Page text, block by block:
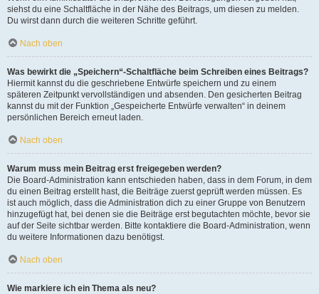
siehst du eine Schaltfläche in der Nähe des Beitrags, um diesen zu melden.
Du wirst dann durch die weiteren Schritte geführt.
Nach oben
Was bewirkt die „Speichern“-Schaltfläche beim Schreiben eines Beitrags?
Hiermit kannst du die geschriebene Entwürfe speichern und zu einem
späteren Zeitpunkt vervollständigen und absenden. Den gesicherten Beitrag
kannst du mit der Funktion „Gespeicherte Entwürfe verwalten“ in deinem
persönlichen Bereich erneut laden.
Nach oben
Warum muss mein Beitrag erst freigegeben werden?
Die Board-Administration kann entschieden haben, dass in dem Forum, in dem
du einen Beitrag erstellt hast, die Beiträge zuerst geprüft werden müssen. Es
ist auch möglich, dass die Administration dich zu einer Gruppe von Benutzern
hinzugefügt hat, bei denen sie die Beiträge erst begutachten möchte, bevor sie
auf der Seite sichtbar werden. Bitte kontaktiere die Board-Administration, wenn
du weitere Informationen dazu benötigst.
Nach oben
Wie markiere ich ein Thema als neu?